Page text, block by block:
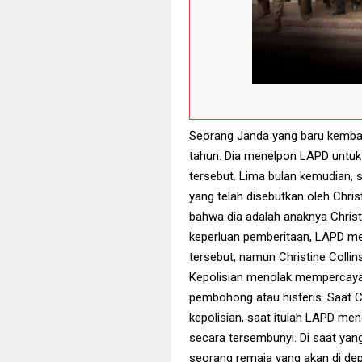
Seorang Janda yang baru
tahun. Dia menelpon LAPD
tersebut. Lima bulan kemudian,
yang telah disebutkan oleh
bahwa dia adalah anaknya
keperluan pemberitaan, LAPD
tersebut, namun Christine
Kepolisian menolak
pembohong atau histeris. Saat
kepolisian, saat itulah LAPD
secara tersembunyi. Di saat
seorang remaja yang akan di